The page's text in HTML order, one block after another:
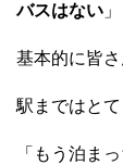
バスはない
基本的に皆
駅まではと
「もう泊ま